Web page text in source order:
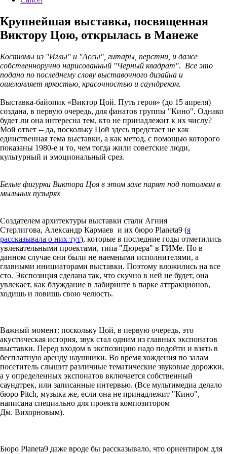
Крупнейшая выставка, посвященная
Виктору Цою, открылась в Манеже
Костюмы из "Иглы" и "Ассы", гитары, перстни, и даже
собственноручно нарисованный "Черный квадрат". Все это
подано по последнему слову выставочного дизайна и
ошеломляет яркостью, красочностью и саундреком.
Выставка-байопик «Виктор Цой. Путь героя» (до 15 апреля)
создана, в первую очередь, для фанатов группы "Кино". Однако
будет ли она интересна тем, кто не принадлежит к их числу?
Мой ответ -- да, поскольку Цой здесь предстает не как
единственная тема выставки, а как метод, с помощью которого
показаны 1980-е и то, чем тогда жили советские люди,
культурный и эмоциональный срез.
Белые фигурки Виктора Цоя в этом зале парят под потолком в
мыльных пузырях
Создателем архитектуры выставки стали Агния
Стерлигова, Александр Кармаев и их бюро Planeta9 (я
рассказывала о них тут), которые в последние годы отметились
увлекательными проектами, типа "Дюрера" в ГИМе. Но в
данном случае они были не наемными исполнителями, а
главными инициаторами выставки. Поэтому вложились на все
сто. Экспозиция сделана так, что скучно в ней не будет, она
увлекает, как блуждание в лабиринте в парке аттракционов,
ходишь и ловишь свою челюсть.
Важный момент: поскольку Цой, в первую очередь, это
акустическая история, звук стал одним из главных экспонатов
выставки. Перед входом в экспозицию надо подойти и взять в
бесплатную аренду наушники. Во время хождения по залам
посетитель слышит различные тематические звуковые дорожки,
а у определенных экспонатов включается собственный
саундтрек, или записанные интервью. (Все мультимедиа делало
бюро Pitch, музыка же, если она не принадлежит "Кино",
написана специально для проекта композитором
Дм. Вихорновым).
Бюро Planeta9 даже вроде бы рассказывало, что ориентиром для